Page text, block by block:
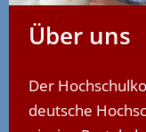
Über uns
Der
deutsche